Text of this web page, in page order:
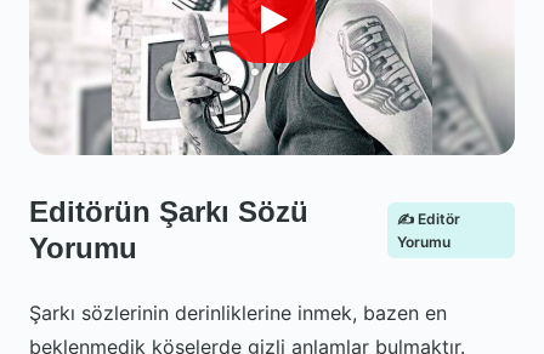
Editörün Şarkı Sözü
Yorumu
✍️ Editör
Yorumu
Şarkı sözlerinin derinliklerine inmek, bazen en
beklenmedik köşelerde gizli anlamlar bulmaktır.